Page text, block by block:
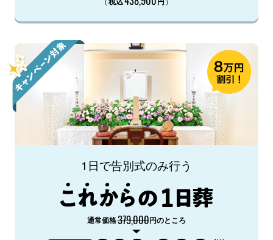
1日で告別式のみ行う
通常価格379,000円のところ